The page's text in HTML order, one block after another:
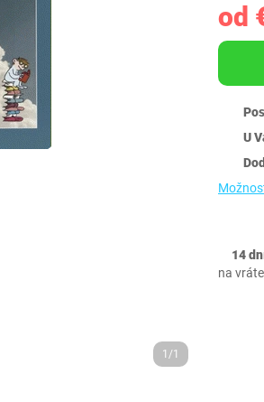
1/1
od
U
14
na